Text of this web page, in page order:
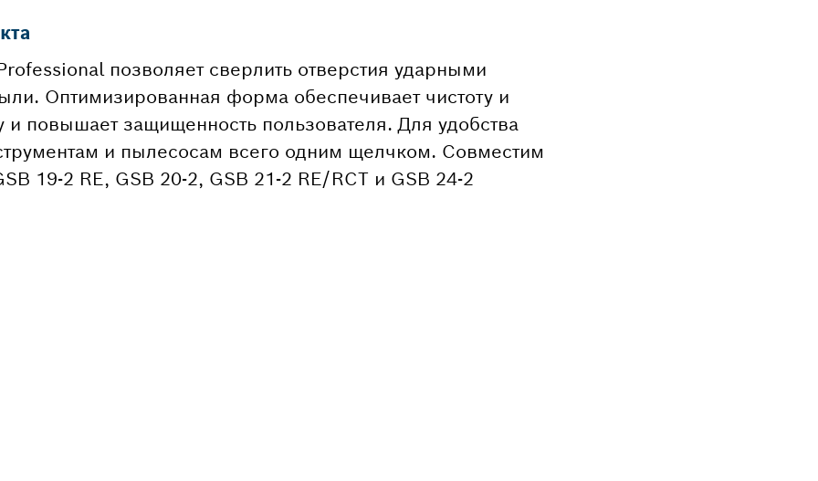
позволяет сверлить отверстия ударными
Оптимизированная форма обеспечивает чистоту и
и повышает защищенность пользователя. Для удобства
и пылесосам всего одним щелчком. Совместим
19-2 RE, GSB 20-2, GSB 21-2 RE/RCT и GSB 24-2